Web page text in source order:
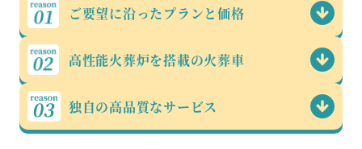
ご要望に沿ったプランと価格
高性能火葬炉を搭載の火葬車
独自の高品質なサービス